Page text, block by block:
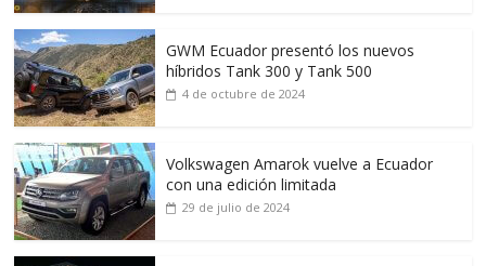
GWM Ecuador presentó los nuevos
híbridos Tank 300 y Tank 500
4 de octubre de 2024
Volkswagen Amarok vuelve a Ecuador
con una edición limitada
29 de julio de 2024